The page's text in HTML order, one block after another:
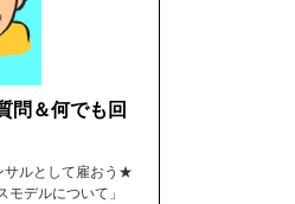
問＆何でも回
ルとして雇おう★
モデルについて」